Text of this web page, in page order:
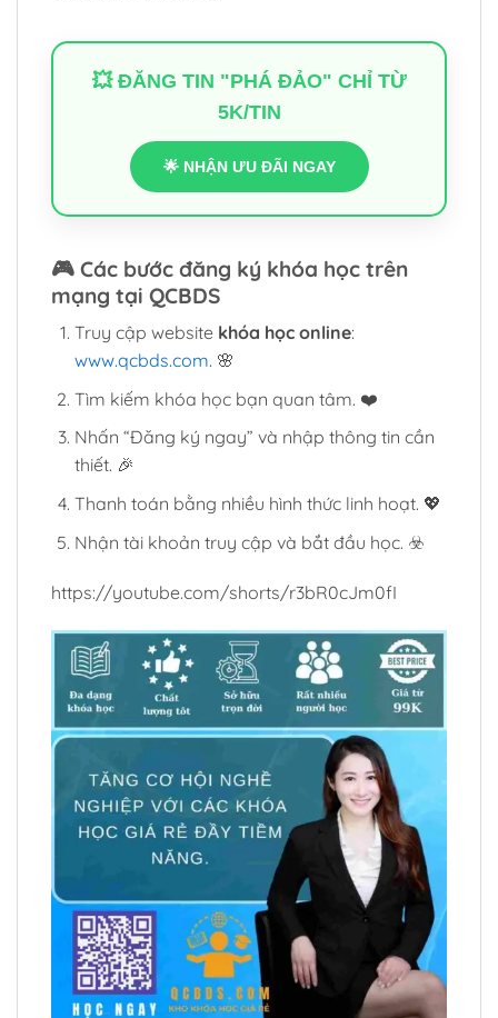
💥 ĐĂNG TIN "PHÁ ĐẢO" CHỈ TỪ
5K/TIN
🌟 NHẬN ƯU ĐÃI NGAY
🎮 Các bước đăng ký khóa học trên
mạng tại QCBDS
Truy cập website khóa học online:
www.qcbds.com. 🌸
Tìm kiếm khóa học bạn quan tâm. ❤️
Nhấn “Đăng ký ngay” và nhập thông tin cần
thiết. 🎉
Thanh toán bằng nhiều hình thức linh hoạt. 💖
Nhận tài khoản truy cập và bắt đầu học. ☣️
https://youtube.com/shorts/r3bR0cJm0fI